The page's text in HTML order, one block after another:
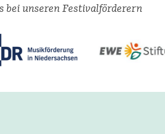
bei unseren Festivalförderern